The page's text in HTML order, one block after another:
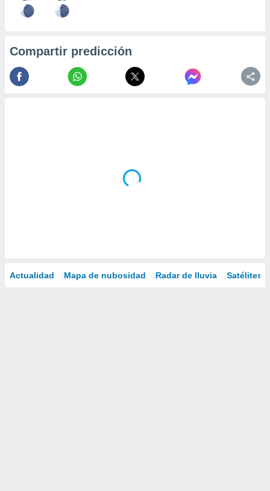
Compartir predicción
Actualidad Mapa de nubosidad Radar de lluvia Satélites